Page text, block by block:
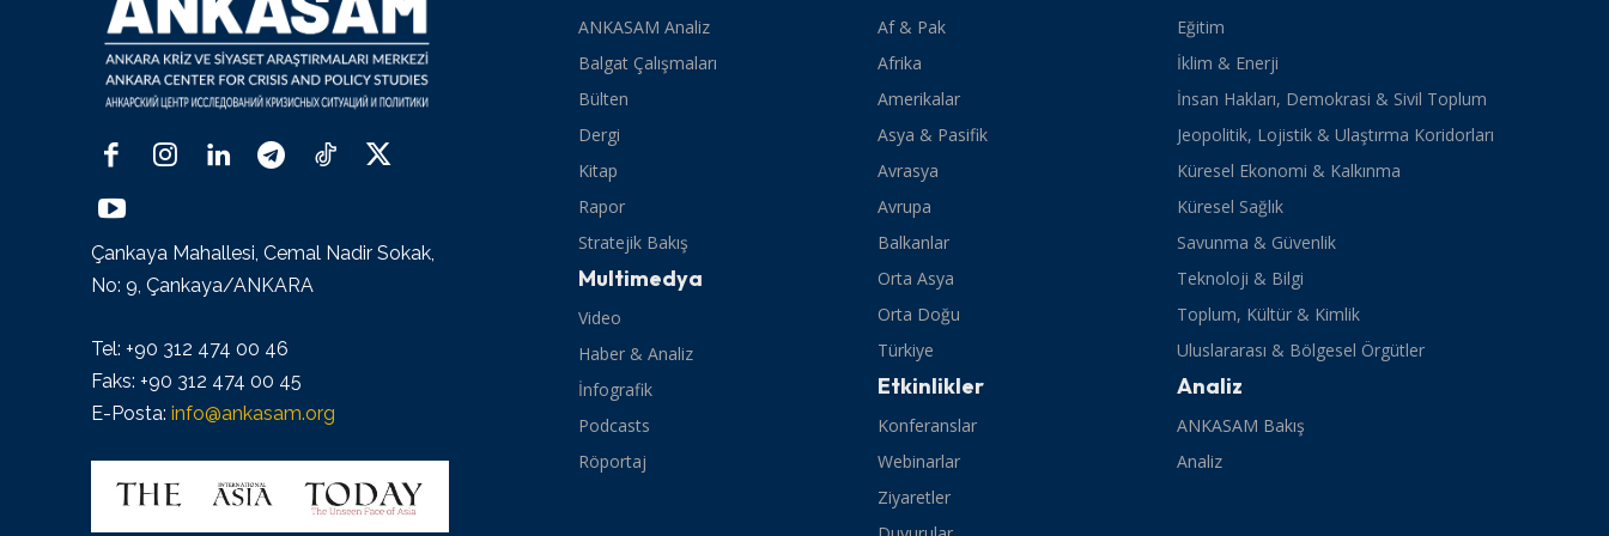
Çankaya Mahallesi, Cemal Nadir Sokak,
No: 9, Çankaya/ANKARA
Tel: +90 312 474 00 46
Faks: +90 312 474 00 45
E-Posta: info@ankasam.org
ANKASAM Analiz
Balgat Çalışmaları
Bülten
Dergi
Kitap
Rapor
Stratejik Bakış
Multimedya
Video
Haber & Analiz
İnfografik
Podcasts
Röportaj
Af & Pak
Afrika
Amerikalar
Asya & Pasifik
Avrasya
Avrupa
Balkanlar
Orta Asya
Orta Doğu
Türkiye
Etkinlikler
Konferanslar
Webinarlar
Ziyaretler
Eğitim
İklim & Enerji
İnsan Hakları, Demokrasi & Sivil Toplum
Jeopolitik, Lojistik & Ulaştırma Koridorları
Küresel Ekonomi & Kalkınma
Küresel Sağlık
Savunma & Güvenlik
Teknoloji & Bilgi
Toplum, Kültür & Kimlik
Uluslararası & Bölgesel Örgütler
Analiz
ANKASAM Bakış
Analiz